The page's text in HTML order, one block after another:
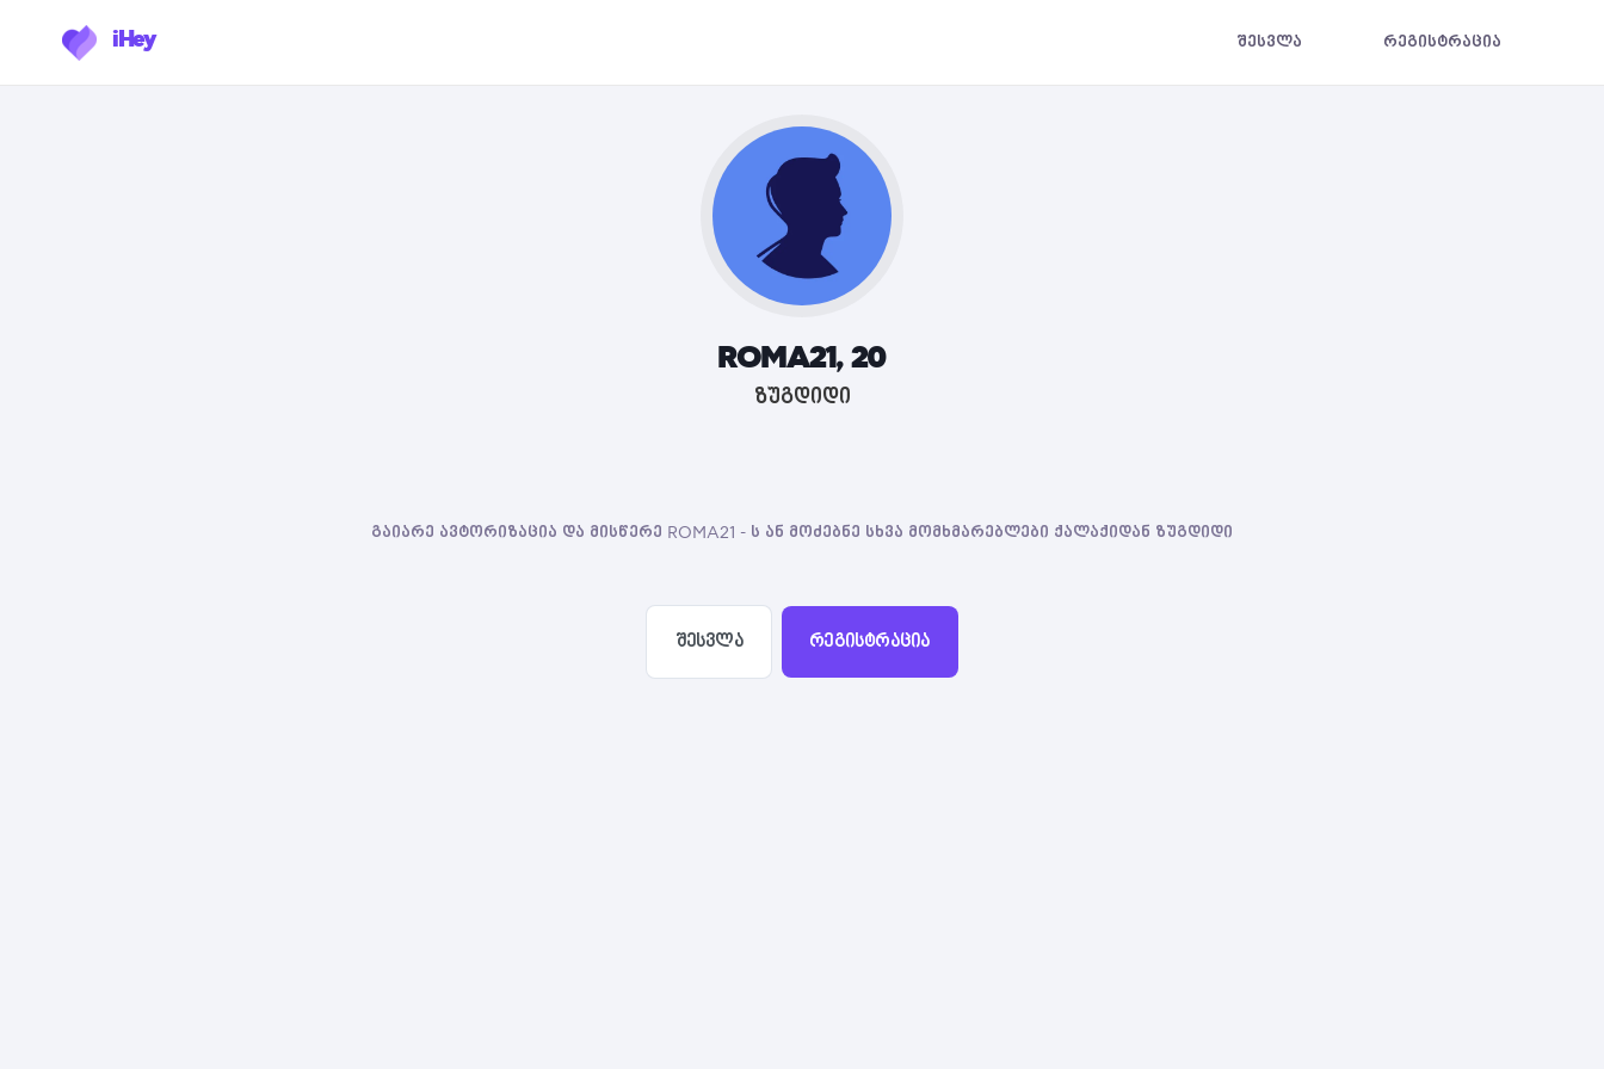
iHey შესვლა რეგისტრაცია
ROMA21, 20
ზუგდიდი
გაიარე ავტორიზაცია და მისწერე ROMA21 - ს ან მოძებნე სხვა მომხმარებლები ქალაქიდან ზუგდიდი
შესვლა რეგისტრაცია